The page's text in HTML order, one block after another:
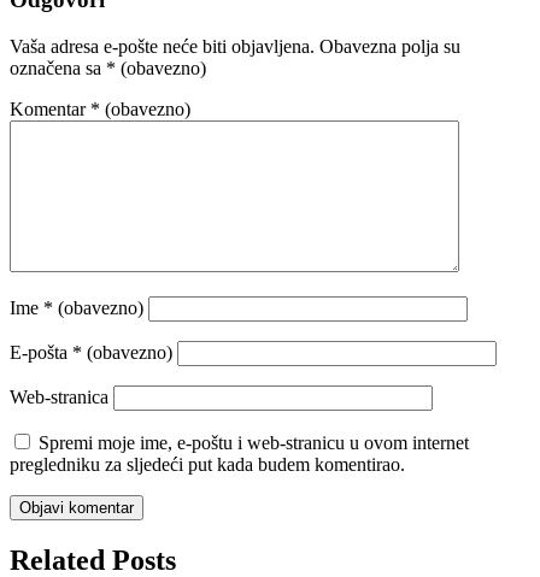
Vaša adresa e-pošte neće biti objavljena. Obavezna polja su
označena sa * (obavezno)
Komentar * (obavezno)
Ime * (obavezno)
E-pošta * (obavezno)
Web-stranica
Spremi moje ime, e-poštu i web-stranicu u ovom internet
pregledniku za sljedeći put kada budem komentirao.
Related Posts